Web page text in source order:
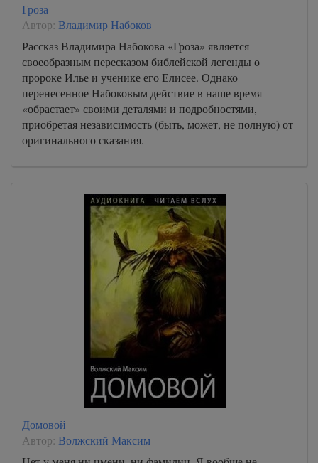
Гроза
Автор: Владимир Набоков
Рассказ Владимира Набокова «Гроза» является
своеобразным пересказом библейской легенды о
пророке Илье и ученике его Елисее. Однако
перенесенное Набоковым действие в наше время
«обрастает» своими деталями и подробностями,
приобретая независимость (быть, может, не полную) от
оригинального сказания.
Домовой
Автор: Волжский Максим